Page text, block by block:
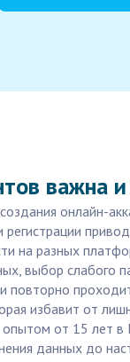
важна
онлайн-
на разных
выбор слабого
избавит от
от 15 лет в
данных до